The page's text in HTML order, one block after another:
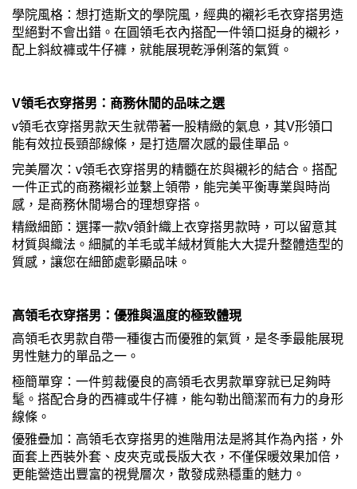
學院風格：想打造斯文的學院風，經典的襯衫毛衣穿搭男造
型絕對不會出錯。在圓領毛衣內搭配一件領口挺身的襯衫，
配上斜紋褲或牛仔褲，就能展現乾淨俐落的氣質。
V領毛衣穿搭男：商務休閒的品味之選
v領毛衣穿搭男款天生就帶著一股精緻的氣息，其V形領口
能有效拉長頸部線條，是打造層次感的最佳單品。
完美層次：v領毛衣穿搭男的精髓在於與襯衫的結合。搭配
一件正式的商務襯衫並繫上領帶，能完美平衡專業與時尚
感，是商務休閒場合的理想穿搭。
精緻細節：選擇一款v領針織上衣穿搭男款時，可以留意其
材質與織法。細膩的羊毛或羊絨材質能大大提升整體造型的
質感，讓您在細節處彰顯品味。
高領毛衣穿搭男：優雅與溫度的極致體現
高領毛衣男款自帶一種復古而優雅的氣質，是冬季最能展現
男性魅力的單品之一。
極簡單穿：一件剪裁優良的高領毛衣男款單穿就已足夠時
髦。搭配合身的西褲或牛仔褲，能勾勒出簡潔而有力的身形
線條。
優雅疊加：高領毛衣穿搭男的進階用法是將其作為內搭，外
面套上西裝外套、皮夾克或長版大衣，不僅保暖效果加倍，
更能營造出豐富的視覺層次，散發成熟穩重的魅力。